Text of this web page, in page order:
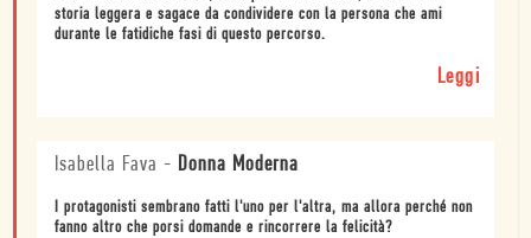
storia leggera e sagace da condividere con la persona che ami
durante le fatidiche fasi di questo percorso.
Leggi
Isabella Fava - Donna Moderna
I protagonisti sembrano fatti l'uno per l'altra, ma allora perché non
fanno altro che porsi domande e rincorrere la felicità?